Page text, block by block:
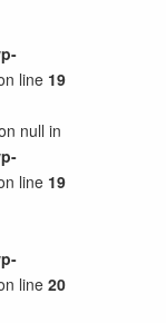
line 19
null in
line 19
line 20